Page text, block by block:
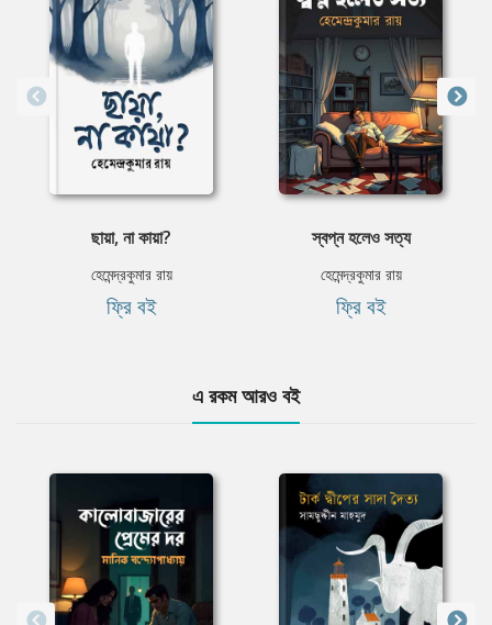
ছায়া, না কায়া?
হেমেন্দ্রকুমার রায়
ফ্রি বই
স্বপ্ন হলেও সত্য
হেমেন্দ্রকুমার রায়
ফ্রি বই
এ রকম আরও বই